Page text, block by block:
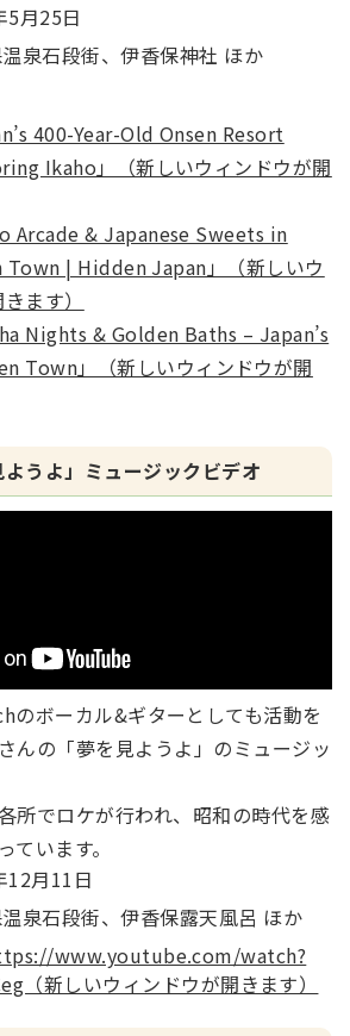
5月25日
泉石段街、伊香保神社 ほか
400-Year-Old Onsen Resort
Ikaho」（新しいウィンドウが開
Arcade & Japanese Sweets in
Town | Hidden Japan」（新しいウ
ます）
Nights & Golden Baths – Japan’s
Town」（新しいウィンドウが開
うよ」ミュージックビデオ
のボーカル&ギターとしても活動を
んの「夢を見ようよ」のミュージッ
所でロケが行われ、昭和の時代を感
ています。
12月11日
泉石段街、伊香保露天風呂 ほか
www.youtube.com/watch?
（新しいウィンドウが開きます）